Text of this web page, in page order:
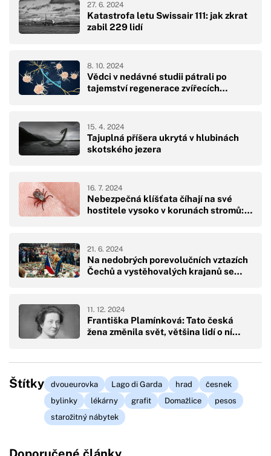
Katastrofa letu Swissair 111: jak zkrat
zabil 229 lidí
27. 6. 2024
Vědci v nedávné studii pátrali po
tajemství regenerace zvířecích…
8. 10. 2024
Tajuplná příšera ukrytá v hlubinách
skotského jezera
15. 4. 2024
Nebezpečná klíšťata číhají na své
hostitele vysoko v korunách stromů:…
16. 7. 2024
Na nedobrých porevolučních vztazích
Čechů a vystěhovalých krajanů se…
21. 6. 2024
Františka Plamínková: Tato česká
žena změnila svět, většina lidí o ní…
11. 12. 2024
Štítky dvoueurovka Lago di Garda hrad
česnek
bylinky
lékárny grafit Domažlice
pesos
starožitný nábytek